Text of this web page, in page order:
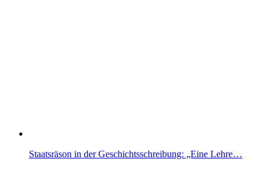
Staatsräson in der Geschichtsschreibung: „Eine Lehre…